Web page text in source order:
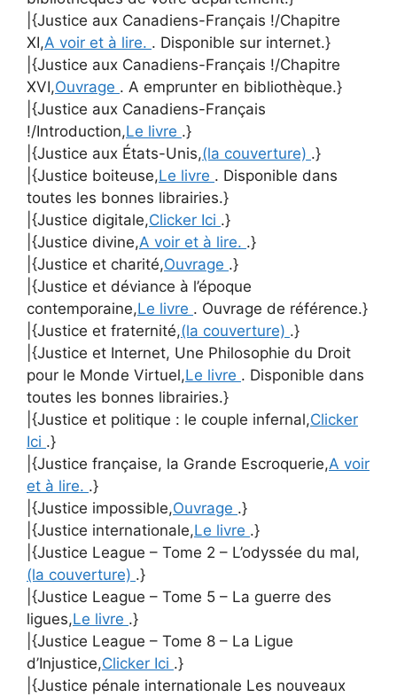
|{Justice aux Canadiens-Français !/Chapitre
XI,A voir et à lire. . Disponible sur internet.}
|{Justice aux Canadiens-Français !/Chapitre
XVI,Ouvrage . A emprunter en bibliothèque.}
|{Justice aux Canadiens-Français
!/Introduction,Le livre .}
|{Justice aux États-Unis,(la couverture) .}
|{Justice boiteuse,Le livre . Disponible dans
toutes les bonnes librairies.}
|{Justice digitale,Clicker Ici .}
|{Justice divine,A voir et à lire. .}
|{Justice et charité,Ouvrage .}
|{Justice et déviance à l’époque
contemporaine,Le livre . Ouvrage de référence.}
|{Justice et fraternité,(la couverture) .}
|{Justice et Internet, Une Philosophie du Droit
pour le Monde Virtuel,Le livre . Disponible dans
toutes les bonnes librairies.}
|{Justice et politique : le couple infernal,Clicker
Ici .}
|{Justice française, la Grande Escroquerie,A voir
et à lire. .}
|{Justice impossible,Ouvrage .}
|{Justice internationale,Le livre .}
|{Justice League – Tome 2 – L’odyssée du mal,
(la couverture) .}
|{Justice League – Tome 5 – La guerre des
ligues,Le livre .}
|{Justice League – Tome 8 – La Ligue
d’Injustice,Clicker Ici .}
|{Justice pénale internationale Les nouveaux